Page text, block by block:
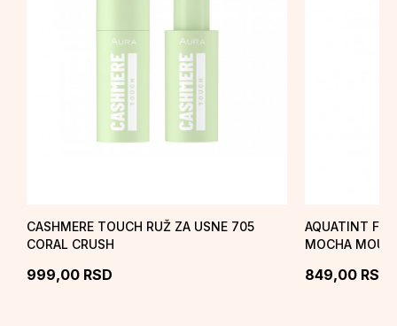
CASHMERE TOUCH RUŽ ZA USNE 705
CORAL CRUSH
999,00 RSD
AQUATINT
MOCHA
849,00 RSD